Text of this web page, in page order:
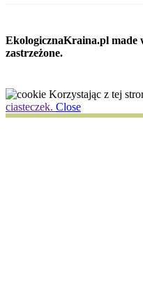
EkologicznaKraina.pl made
zastrzeżone.
Korzystając z tej
ciasteczek. Close